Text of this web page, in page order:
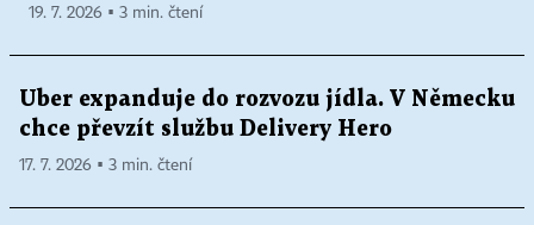
19. 7. 2026 ▪ 3 min. čtení
Uber expanduje do rozvozu jídla. V Německu
chce převzít službu Delivery Hero
17. 7. 2026 ▪ 3 min. čtení